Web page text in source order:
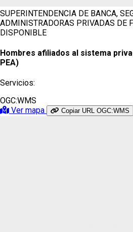
SUPERINTENDENCIA DE BANCA,
ADMINISTRADORAS PRIVADAS DE
DISPONIBLE
Hombres afiliados al sistema
PEA)
Servicios:
OGC:WMS
Ver mapa
Copiar URL OGC:WMS